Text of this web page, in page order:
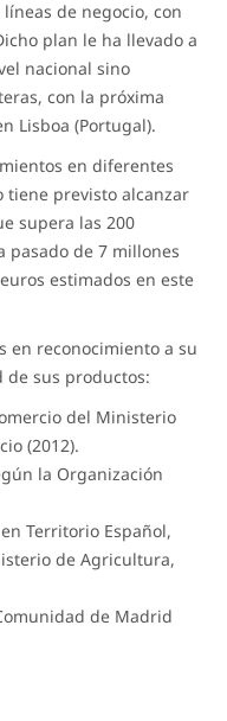
de negocio, con
plan le ha llevado a
nacional sino
con la próxima
Lisboa (Portugal).
en diferentes
tiene previsto alcanzar
supera las 200
pasado de 7 millones
estimados en este
en reconocimiento a su
de sus productos:
del Ministerio
(2012).
la Organización
Territorio Español,
de Agricultura,
de Madrid